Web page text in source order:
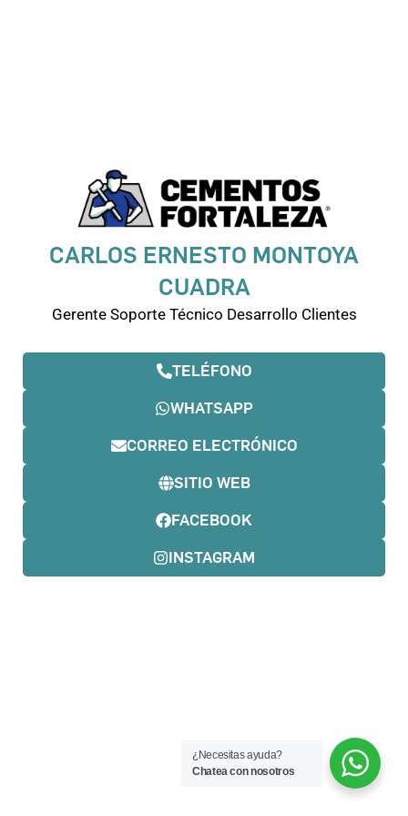
CARLOS ERNESTO MONTOYA
CUADRA
Gerente Soporte Técnico Desarrollo Clientes
TELÉFONO
WHATSAPP
CORREO ELECTRÓNICO
SITIO WEB
FACEBOOK
INSTAGRAM
¿Necesitas ayuda?
Chatea con nosotros